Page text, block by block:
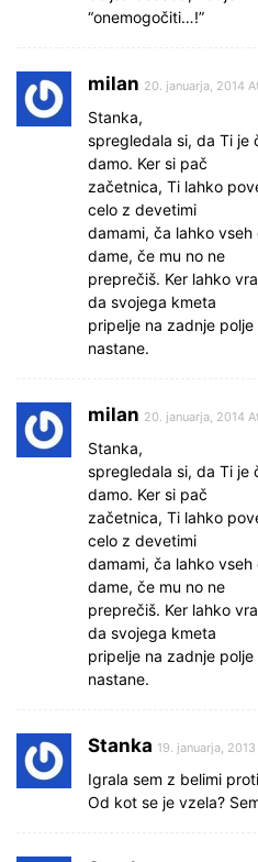
“onemogočiti…!”
milan 20. januarja, 2014
Stanka,
spregledala si, da Ti je
damo. Ker si pač
začetnica, Ti lahko
celo z devetimi
damami, ča lahko
dame, če mu no ne
preprečiš. Ker lahko
da svojega kmeta
pripelje na zadnje
nastane.
milan 20. januarja, 2014
Stanka,
spregledala si, da Ti je
damo. Ker si pač
začetnica, Ti lahko
celo z devetimi
damami, ča lahko
dame, če mu no ne
preprečiš. Ker lahko
da svojega kmeta
pripelje na zadnje
nastane.
Stanka 19. januarja,
Igrala sem z belimi
Od kot se je vzela?